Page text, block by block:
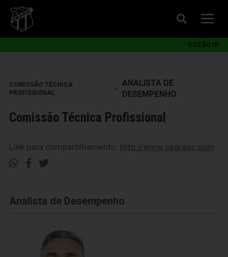
VOZÃO ID
COMISSÃO TÉCNICA
PROFISSIONAL
•
ANALISTA DE
DESEMPENHO
Comissão Técnica Profissional
Link para compartilhamento: http://www.cearasc.com
Analista de Desempenho